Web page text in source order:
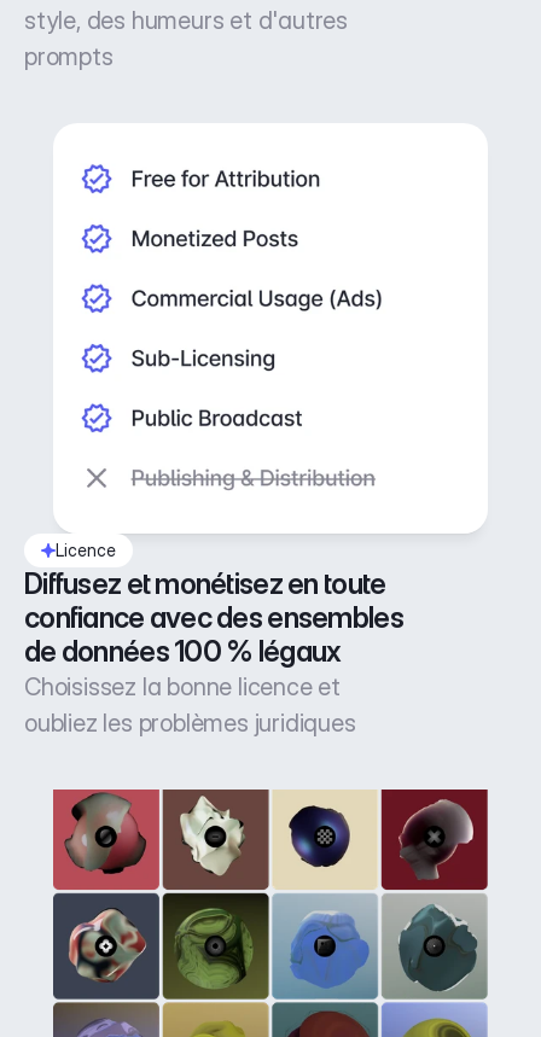
style, des humeurs et d'autres
prompts
Licence
Diffusez et monétisez en toute
confiance avec des ensembles
de données 100 % légaux
Choisissez la bonne licence et
oubliez les problèmes juridiques